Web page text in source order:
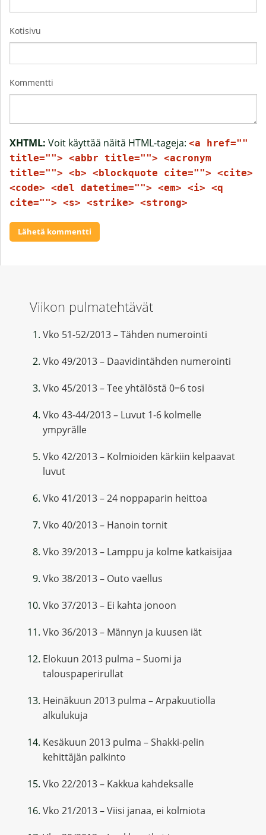
Kotisivu
Kommentti
XHTML: Voit käyttää näitä HTML-tageja: <a href=""
title=""> <abbr title=""> <acronym
title=""> <b> <blockquote cite=""> <cite>
<code> <del datetime=""> <em> <i> <q
cite=""> <s> <strike> <strong>
Viikon pulmatehtävät
Vko 51-52/2013 – Tähden numerointi
Vko 49/2013 – Daavidintähden numerointi
Vko 45/2013 – Tee yhtälöstä 0=6 tosi
Vko 43-44/2013 – Luvut 1-6 kolmelle
ympyrälle
Vko 42/2013 – Kolmioiden kärkiin kelpaavat
luvut
Vko 41/2013 – 24 noppaparin heittoa
Vko 40/2013 – Hanoin tornit
Vko 39/2013 – Lamppu ja kolme katkaisijaa
Vko 38/2013 – Outo vaellus
Vko 37/2013 – Ei kahta jonoon
Vko 36/2013 – Männyn ja kuusen iät
Elokuun 2013 pulma – Suomi ja
talouspaperirullat
Heinäkuun 2013 pulma – Arpakuutiolla
alkulukuja
Kesäkuun 2013 pulma – Shakki-pelin
kehittäjän palkinto
Vko 22/2013 – Kakkua kahdeksalle
Vko 21/2013 – Viisi janaa, ei kolmiota